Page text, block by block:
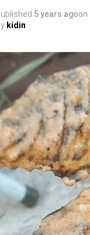
5 years agoon
kidin